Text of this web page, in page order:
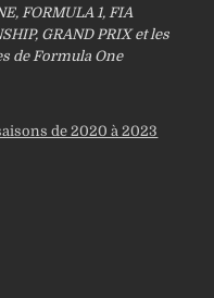
FORMULA 1, FIA
GRAND PRIX et les
de Formula One
de 2020 à 2023